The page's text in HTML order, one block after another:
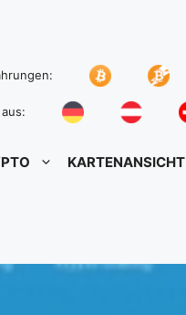
KARTENANSICHT